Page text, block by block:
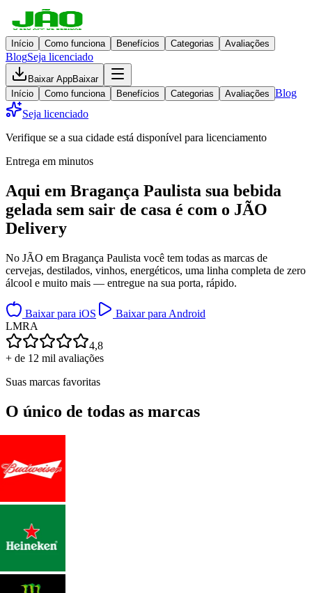
Início Como funciona Benefícios Categorias Avaliações
BlogSeja licenciado
Baixar AppBaixar
Início
Como funciona Benefícios Categorias Avaliações Blog
Seja licenciado
Verifique se a sua cidade está disponível para licenciamento
Entrega em minutos
Aqui em Bragança Paulista sua bebida
gelada sem sair de casa é com o JÃO
Delivery
No JÃO em Bragança Paulista você tem todas as marcas de
cervejas, destilados, vinhos, energéticos, uma linha completa de zero
álcool e muito mais — entregue na sua porta, rápido.
Baixar para iOS
Baixar para Android
LMRA
4,8
+ de 12 mil avaliações
Suas marcas favoritas
O único de todas as marcas